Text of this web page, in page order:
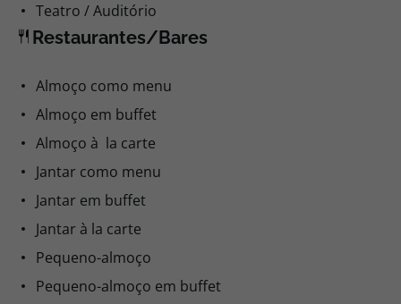
Teatro / Auditório
Restaurantes/Bares
Almoço como menu
Almoço em buffet
Almoço à la carte
Jantar como menu
Jantar em buffet
Jantar à la carte
Pequeno-almoço
Pequeno-almoço em buffet